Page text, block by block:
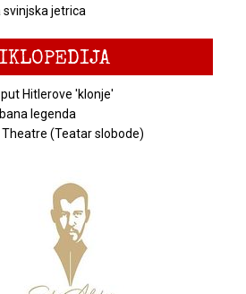
svinjska jetrica
Hitlerove 'klonje'
legenda
Theatre (Teatar slobode)